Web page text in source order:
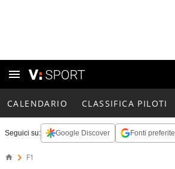
CALENDARIO CLASSIFICA PILOTI
Seguici su: Google Discover Fonti preferite
F1